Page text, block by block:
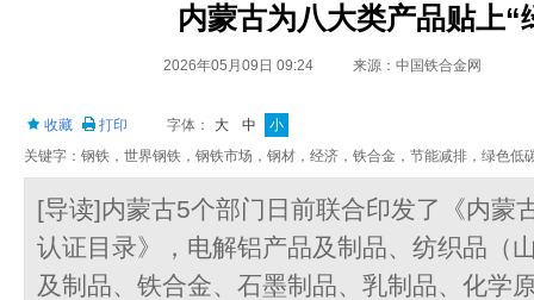
内蒙古为八大类产品贴上“
2026年05月09日 09:24 来源：中国铁合金网
收藏 打印 字体： 大 中
小
关键字：钢铁，世界钢铁，钢铁市场，钢材，经济，铁合金，节能减排，绿色低
[导读]内蒙古5个部门日前联合印发了《内蒙
认证目录》，电解铝产品及制品、纺织品（
及制品、铁合金、石墨制品、乳制品、化学